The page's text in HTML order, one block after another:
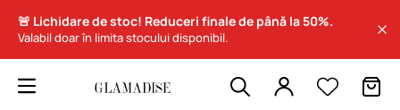
🚨 Lichidare de stoc! Reduceri finale de până la 50%.
Valabil doar în limita stocului disponibil.